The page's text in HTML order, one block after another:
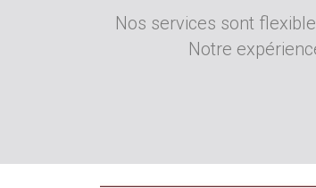
Nos services sont
Notre